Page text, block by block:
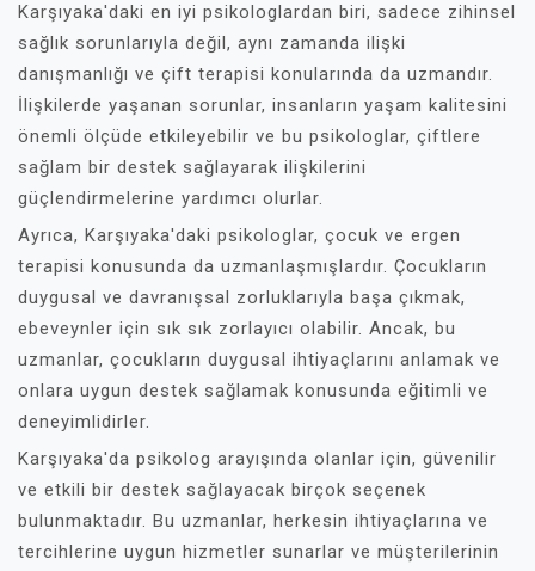
Karşıyaka'daki en iyi psikologlardan biri, sadece zihinsel
sağlık sorunlarıyla değil, aynı zamanda ilişki
danışmanlığı ve çift terapisi konularında da uzmandır.
İlişkilerde yaşanan sorunlar, insanların yaşam kalitesini
önemli ölçüde etkileyebilir ve bu psikologlar, çiftlere
sağlam bir destek sağlayarak ilişkilerini
güçlendirmelerine yardımcı olurlar.
Ayrıca, Karşıyaka'daki psikologlar, çocuk ve ergen
terapisi konusunda da uzmanlaşmışlardır. Çocukların
duygusal ve davranışsal zorluklarıyla başa çıkmak,
ebeveynler için sık sık zorlayıcı olabilir. Ancak, bu
uzmanlar, çocukların duygusal ihtiyaçlarını anlamak ve
onlara uygun destek sağlamak konusunda eğitimli ve
deneyimlidirler.
Karşıyaka'da psikolog arayışında olanlar için, güvenilir
ve etkili bir destek sağlayacak birçok seçenek
bulunmaktadır. Bu uzmanlar, herkesin ihtiyaçlarına ve
tercihlerine uygun hizmetler sunarlar ve müşterilerinin